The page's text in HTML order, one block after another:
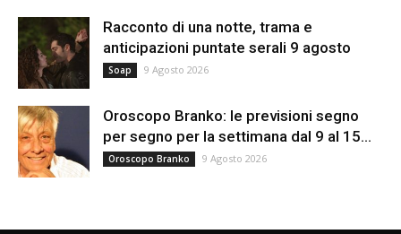
Racconto di una notte, trama e
anticipazioni puntate serali 9 agosto
Soap 9 Agosto 2026
Oroscopo Branko: le previsioni segno
per segno per la settimana dal 9 al 15...
Oroscopo Branko 9 Agosto 2026